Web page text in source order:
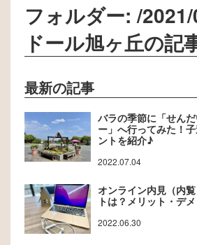
フォルダー:/
ドール旭ヶ丘の記
最新の記事
バラの季節に「せん
ー」へ行ってみた！
ントを紹介♪
2022.07.04
オンライン内見（内
トは？メリット・デ
2022.06.30